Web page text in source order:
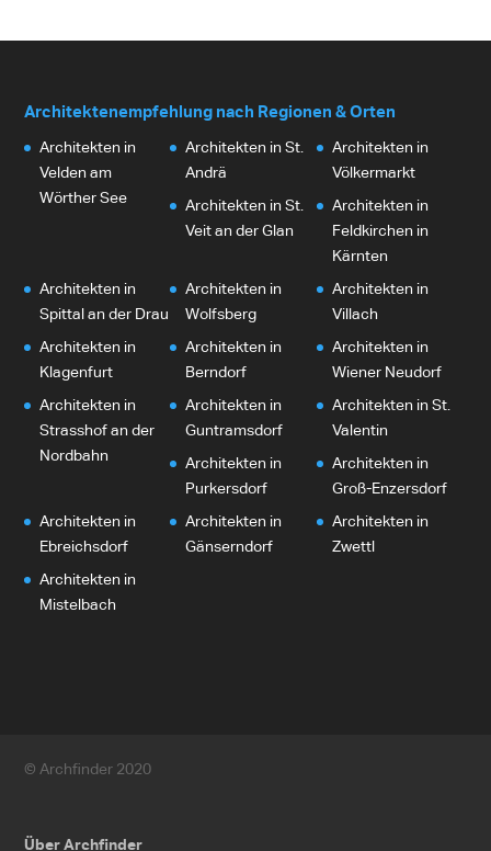
Architektenempfehlung nach Regionen & Orten
Architekten in
Velden am
Wörther See
Architekten in St.
Andrä
Architekten in
Völkermarkt
Architekten in St.
Veit an der Glan
Architekten in
Feldkirchen in
Kärnten
Architekten in
Spittal an der Drau
Architekten in
Wolfsberg
Architekten in
Villach
Architekten in
Klagenfurt
Architekten in
Berndorf
Architekten in
Wiener Neudorf
Architekten in
Strasshof an der
Nordbahn
Architekten in
Guntramsdorf
Architekten in St.
Valentin
Architekten in
Purkersdorf
Architekten in
Groß-Enzersdorf
Architekten in
Ebreichsdorf
Architekten in
Gänserndorf
Architekten in
Zwettl
Architekten in
Mistelbach
© Archfinder 2020
Über Archfinder